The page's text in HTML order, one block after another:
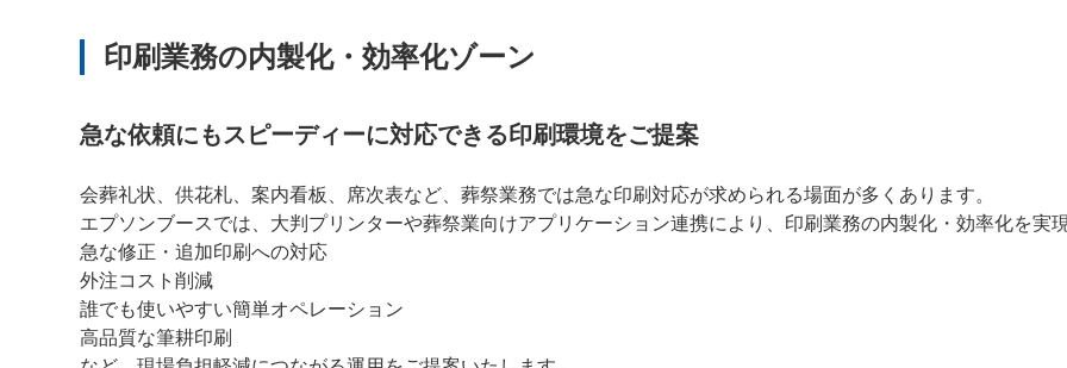
印刷業務の内製化・効率化ゾーン
急な依頼にもスピーディーに対応できる印刷環境をご提案
会葬礼状、供花札、案内看板、席次表など、葬祭業務では急な印刷対応が求められる場面が多くあります。
エプソンブースでは、大判プリンターや葬祭業向けアプリケーション連携により、印刷業務の内製化・効率化を実
急な修正・追加印刷への対応
外注コスト削減
誰でも使いやすい簡単オペレーション
高品質な筆耕印刷